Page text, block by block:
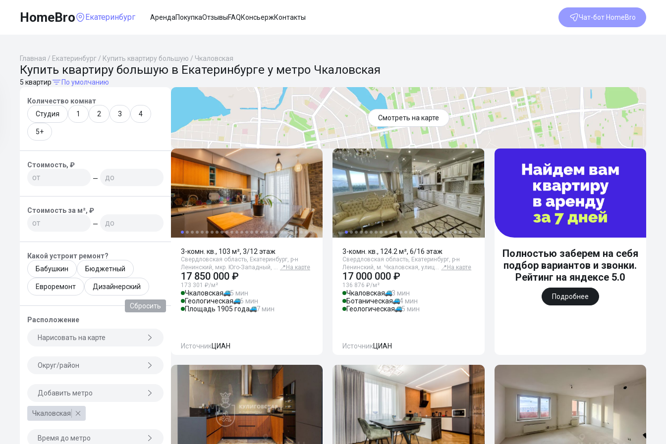
HomeBro Екатеринбург АрендаПокупкаОтзывыFAQКонсьержКонтакты Чат-бот HomeBro
Главная / Екатеринбург / Купить квартиру большую / Чкаловская
Купить квартиру большую в Екатеринбурге у метро Чкаловская
5 квартир По умолчанию
Количество комнат
Студия
1 2 3 4
5+
Стоимость, ₽
—
Стоимость за м², ₽
—
Какой устроит ремонт?
Бабушкин
Бюджетный
Евроремонт Дизайнерский
Сбросить
Расположение
Нарисовать на карте
Округ/район
Добавить метро
Чкаловская
Время до метро
Смотреть на карте
3-комн. кв., 103 м², 3/12 этаж
Свердловская область, Екатеринбург, р-н
Ленинский, мкр. Юго-Западный, … 📍 На карте
17 850 000 ₽
173 301 ₽/м²
Чкаловская
5 мин
Геологическая
6 мин
Площадь 1905 года
7 мин
ИсточникЦИАН
3-комн. кв., 124.2 м², 6/16 этаж
Свердловская область, Екатеринбург, р-н
Ленинский, м. Чкаловская, улиц… 📍 На карте
17 000 000 ₽
136 876 ₽/м²
Чкаловская
3 мин
Ботаническая
4 мин
Геологическая
5 мин
ИсточникЦИАН
Полностью заберем на себя
подбор вариантов и звонки.
Рейтинг на яндексе 5.0
Подробнее